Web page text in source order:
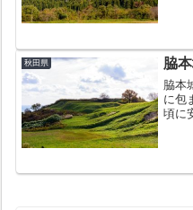
は必
秋田県 脇
脇本
に包
頃に
正18